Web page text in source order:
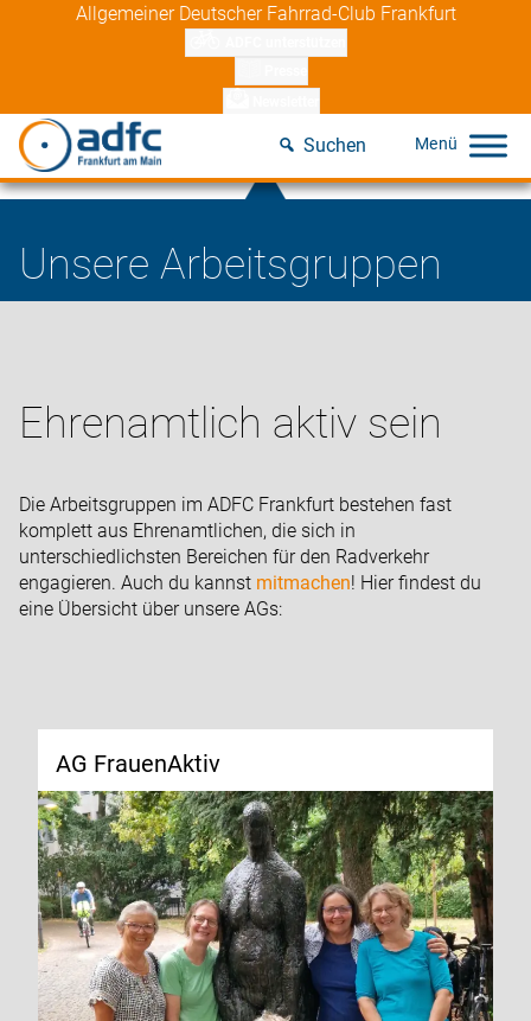
Allgemeiner Deutscher Fahrrad-Club Frankfurt
Suchen
Unsere Arbeitsgruppen
Ehrenamtlich aktiv sein
Die Arbeitsgruppen im ADFC Frankfurt bestehen fast
komplett aus Ehrenamtlichen, die sich in
unterschiedlichsten Bereichen für den Radverkehr
engagieren. Auch du kannst mitmachen! Hier findest du
eine Übersicht über unsere AGs:
AG FrauenAktiv